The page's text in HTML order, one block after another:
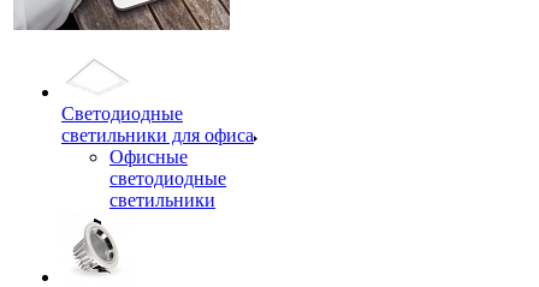
Светодиодные
светильники для офиса
Офисные
светодиодные
светильники